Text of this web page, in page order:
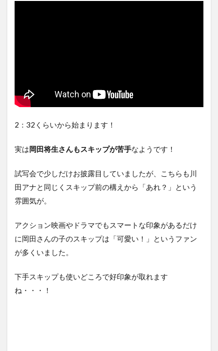
2：32くらいから始まります！
実は岡田将生さんもスキップが苦手なようです！
試写会で少しだけお披露目していましたが、こちらも川
田アナと同じくスキップ前の構えから「あれ？」という
雰囲気が。
アクション映画やドラマでもスマートな印象があるだけ
に岡田さんの子のスキップは「可愛い！」というファン
が多くいました。
下手スキップも使いどころで好印象が取れます
ね・・・！